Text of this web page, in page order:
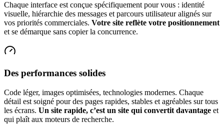
Chaque interface est conçue spécifiquement pour vous : identité
visuelle, hiérarchie des messages et parcours utilisateur alignés sur
vos priorités commerciales. Votre site reflète votre positionnement
et se démarque sans copier la concurrence.
Des performances solides
Code léger, images optimisées, technologies modernes. Chaque
détail est soigné pour des pages rapides, stables et agréables sur tous
les écrans. Un site rapide, c’est un site qui convertit davantage et
qui plaît aux moteurs de recherche.